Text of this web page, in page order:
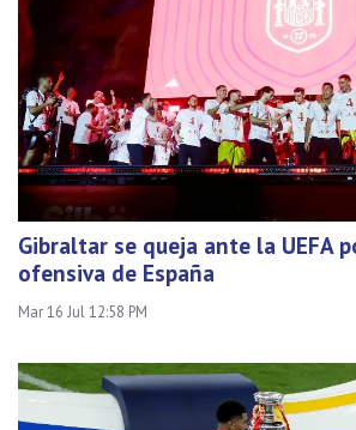
Gibraltar se queja ante la UEFA
ofensiva de España
Mar 16 Jul 12:58 PM